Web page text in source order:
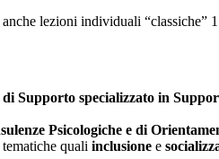
lezioni individuali “classiche”
Supporto specializzato in
Psicologiche e di
quali inclusione e